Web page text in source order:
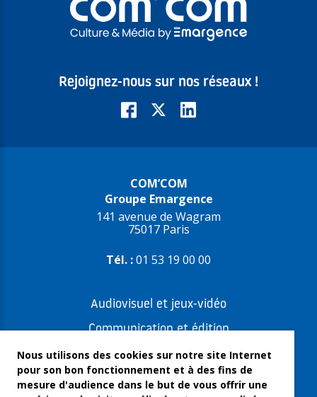
Rejoignez-nous sur nos réseaux !
COM’COM
Groupe Emargence
141 avenue de Wagram
75017 Paris
Tél. :01 53 19 00 00
Audiovisuel et jeux-vidéo
Communication et édition
Freelances et artistes-auteurs
Musique et spectacles
Nous utilisons des cookies sur notre site Internet
pour son bon fonctionnement et à des fins de
mesure d'audience dans le but de vous offrir une